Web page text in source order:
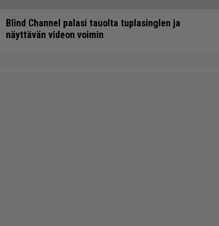
Blind Channel palasi tauolta tuplasinglen ja
näyttävän videon voimin